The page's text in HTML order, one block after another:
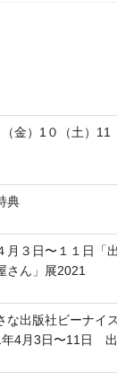
金）1０（土）11
典
月３日〜１１日「
さん」展2021
な出版社ビーナイ
年4月3日〜11日